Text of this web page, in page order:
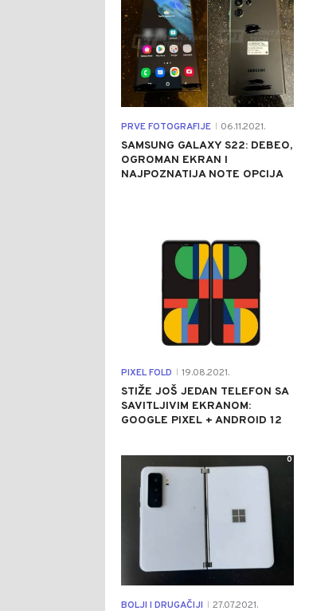
PRVE FOTOGRAFIJE 06.11.2021.
SAMSUNG GALAXY S22: DEBEO,
OGROMAN EKRAN I
NAJPOZNATIJA NOTE OPCIJA
PIXEL FOLD 19.08.2021.
STIŽE JOŠ JEDAN TELEFON SA
SAVITLJIVIM EKRANOM:
GOOGLE PIXEL + ANDROID 12
BOLJI I DRUGAČIJI 27.07.2021.
0